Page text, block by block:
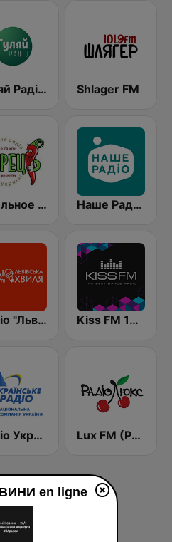
Гуляй Радіо (Guliay Radio) Shlager FM
Стильное Радио - Перец ФМ (Stilnoe, perec fm) Наше Радио (Nashe Radio) 107.9
Радіо "Львівська Хвиля" Lviv.fm 100.8 Kiss FM 106.5 (Кисc ФМ)
Радіо Україна - Всесвітня служба (RUI - Radio Ukraine International) Lux FM (Pадіо Люкс)
en ligne